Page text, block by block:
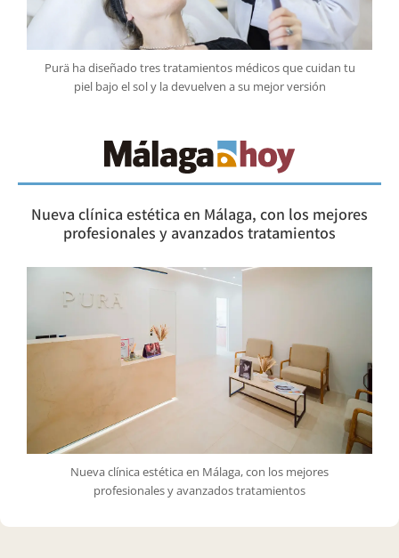
Purä ha diseñado tres tratamientos médicos que cuidan tu
piel bajo el sol y la devuelven a su mejor versión
Nueva clínica estética en Málaga, con los mejores
profesionales y avanzados tratamientos
Nueva clínica estética en Málaga, con los mejores
profesionales y avanzados tratamientos